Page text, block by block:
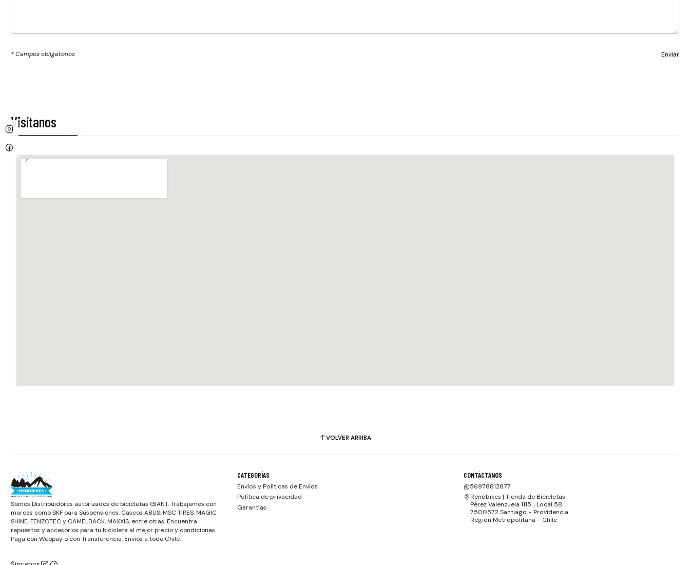
* Campos obligatorios
Visítanos
VOLVER ARRIBA
Somos Distribuidores autorizados de bicicletas GIANT. Trabajamos con
marcas como SKF para Suspensiones, Cascos ABUS, MSC TIRES, MAGIC
SHINE, FENZOTEC y CAMELBACK, MAXXIS, entre otras. Encuentra
repuestos y accesorios para tu bicicleta al mejor precio y condiciones.
Paga con Webpay o con Transferencia. Envíos a todo Chile.
CATEGORÍAS
Envíos y Políticas de Envíos
Política de privacidad
Garantías
CONTÁCTANOS
56978812877
Renóbikes | Tienda de Bicicletas
Pérez Valenzuela 1115. , Local 58
7500572 Santiago - Providencia
Región Metropolitana - Chile